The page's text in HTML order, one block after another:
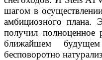
шагом в
амбициозного плана.
получил полноценное
ближайшем
бесповоротно